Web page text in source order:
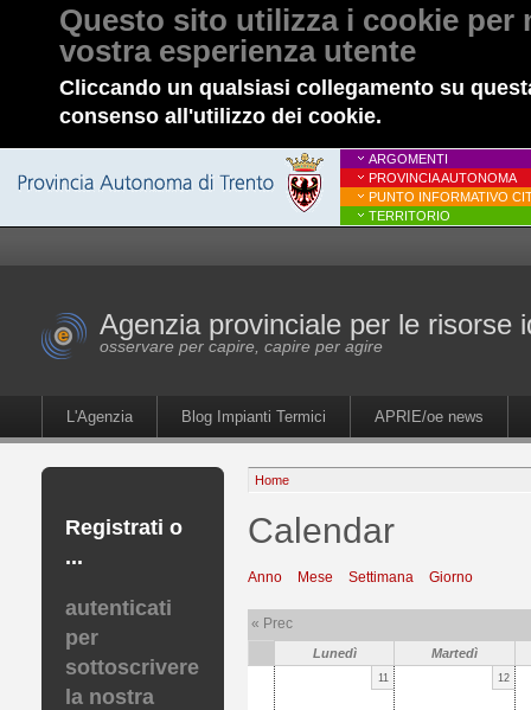
Questo sito utilizza i cookie per
vostra esperienza utente
Cliccando un qualsiasi collegamento su
consenso all'utilizzo dei cookie.
ARGOMENTI
PROVINCIA AUTONOMA
PUNTO INFORMATIVO
TERRITORIO
Agenzia provinciale per le risorse
osservare per capire, capire per agire
L'Agenzia Blog Impianti Termici APRIE/oe news
Registrati o
...
autenticati
per
sottoscrivere
la nostra
Home
Calendar
Anno Mese Settimana Giorno
« Prec
Lunedì Martedì
11 12